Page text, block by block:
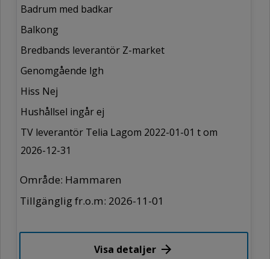
Badrum med badkar
Balkong
Bredbands leverantör Z-market
Genomgående lgh
Hiss Nej
Hushållsel ingår ej
TV leverantör Telia Lagom 2022-01-01 t om
2026-12-31
Område: Hammaren
Tillgänglig fr.o.m: 2026-11-01
Visa detaljer